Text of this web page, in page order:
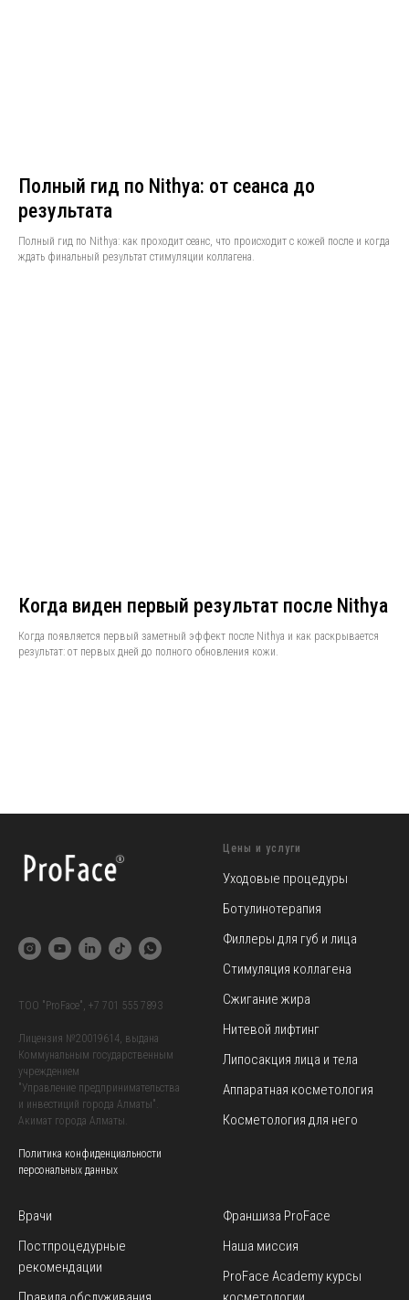
Полный гид по Nithya: от сеанса до
результата
Полный гид по Nithya: как проходит сеанс, что происходит с кожей после и когда
ждать финальный результат стимуляции коллагена.
Когда виден первый результат после Nithya
Когда появляется первый заметный эффект после Nithya и как раскрывается
результат: от первых дней до полного обновления кожи.
TOO "ProFace", +7 701 555 7893
Лицензия №20019614, выдана
Коммунальным государственным
учреждением
"Управление предпринимательства
и инвестиций города Алматы".
Акимат города Алматы.
Политика конфиденциальности
персональных данных
Цены и услуги
Уходовые процедуры
Ботулинотерапия
Филлеры для губ и лица
Стимуляция коллагена
Сжигание жира
Нитевой лифтинг
Липосакция лица и тела
Аппаратная косметология
Косметология для него
Врачи
Постпроцедурные
рекомендации
Франшиза ProFace
Наша миссия
ProFace Academy курсы